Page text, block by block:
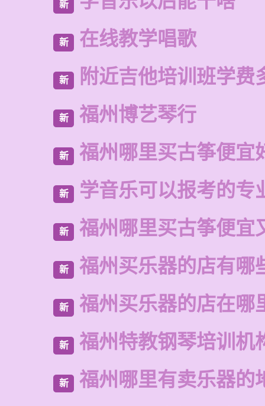
新
新 在线教学唱歌
新 附近吉他培训班学费
新 福州博艺琴行
新 福州哪里买古筝便宜
新 学音乐可以报考的专
新 福州哪里买古筝便宜
新 福州买乐器的店有哪
新 福州买乐器的店在哪
新 福州特教钢琴培训机
新 福州哪里有卖乐器的